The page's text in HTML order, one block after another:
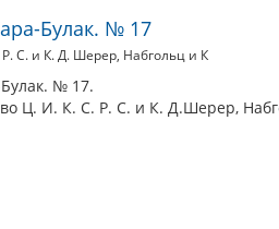
Булак. № 17
С. и К. Д. Шерер, Набгольц и К
№ 17.
Ц. И. К. С. Р. С. и К. Д.Шерер,